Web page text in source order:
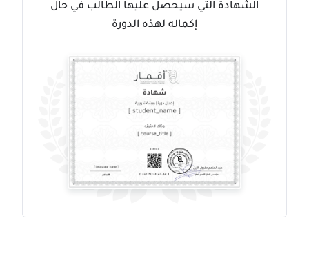
الشهادة التي سيحصل عليها الطالب في حال
إكماله لهذه الدورة